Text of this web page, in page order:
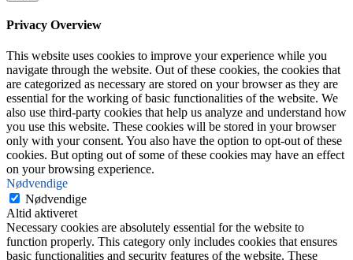
Privacy Overview
This website uses cookies to improve your experience while you
navigate through the website. Out of these cookies, the cookies that
are categorized as necessary are stored on your browser as they are
essential for the working of basic functionalities of the website. We
also use third-party cookies that help us analyze and understand how
you use this website. These cookies will be stored in your browser
only with your consent. You also have the option to opt-out of these
cookies. But opting out of some of these cookies may have an effect
on your browsing experience.
Nødvendige
Nødvendige
Altid aktiveret
Necessary cookies are absolutely essential for the website to
function properly. This category only includes cookies that ensures
basic functionalities and security features of the website. These